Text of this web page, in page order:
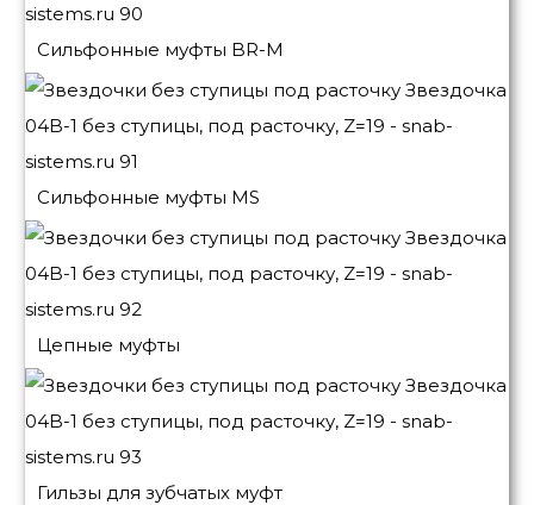
Сильфонные муфты BR-M
Сильфонные муфты MS
Цепные муфты
Гильзы для зубчатых муфт